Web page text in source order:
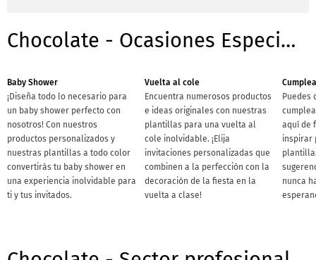
Chocolate - Ocasiones Especiales
Baby Shower
¡Diseña todo lo necesario para
un baby shower perfecto con
nosotros! Con nuestros
productos personalizados y
nuestras plantillas a todo color
convertirás tu baby shower en
una experiencia inolvidable para
ti y tus invitados.
Vuelta al cole
Encuentra numerosos productos
e ideas originales con nuestras
plantillas para una vuelta al
cole inolvidable. ¡Elija
invitaciones personalizadas que
combinen a la perfección con la
decoración de la fiesta en la
vuelta a clase!
Puedes
aquí de
inspirar
nunca